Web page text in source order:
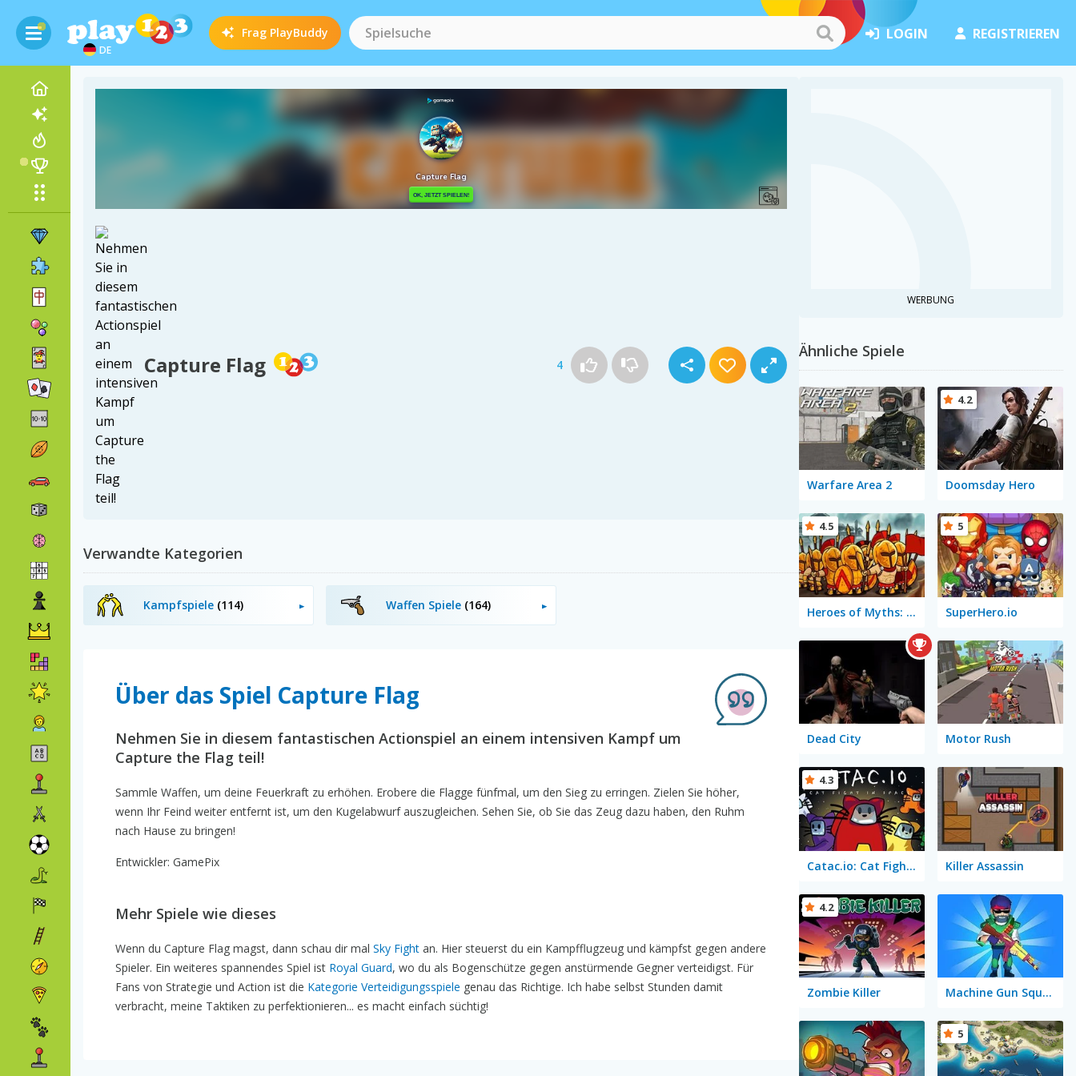
DE
Frag PlayBuddy LOGIN REGISTRIEREN
Capture Flag 4
Verwandte Kategorien
Kampfspiele (114) Waffen Spiele (164)
Über das Spiel Capture Flag
Nehmen Sie in diesem fantastischen Actionspiel an einem intensiven Kampf um
Capture the Flag teil!
Sammle Waffen, um deine Feuerkraft zu erhöhen. Erobere die Flagge fünfmal, um den Sieg zu erringen. Zielen Sie höher,
wenn Ihr Feind weiter entfernt ist, um den Kugelabwurf auszugleichen. Sehen Sie, ob Sie das Zeug dazu haben, den Ruhm
nach Hause zu bringen!
Entwickler: GamePix
Mehr Spiele wie dieses
Wenn du Capture Flag magst, dann schau dir mal Sky Fight an. Hier steuerst du ein Kampfflugzeug und kämpfst gegen andere
Spieler. Ein weiteres spannendes Spiel ist Royal Guard, wo du als Bogenschütze gegen anstürmende Gegner verteidigst. Für
Fans von Strategie und Action ist die Kategorie Verteidigungsspiele genau das Richtige. Ich habe selbst Stunden damit
verbracht, meine Taktiken zu perfektionieren... es macht einfach süchtig!
WERBUNG
Ähnliche Spiele
Warfare Area 2 Doomsday Hero
4.2
Heroes of Myths: Warriors of Gods
4.5
SuperHero.io
5
Dead City Motor Rush
Catac.io: Cat Fight in Space
4.3
Killer Assassin
Zombie Killer
4.2
Machine Gun Squad
5